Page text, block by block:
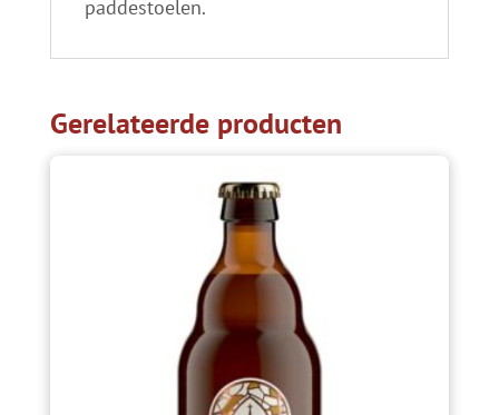
paddestoelen.
Gerelateerde producten